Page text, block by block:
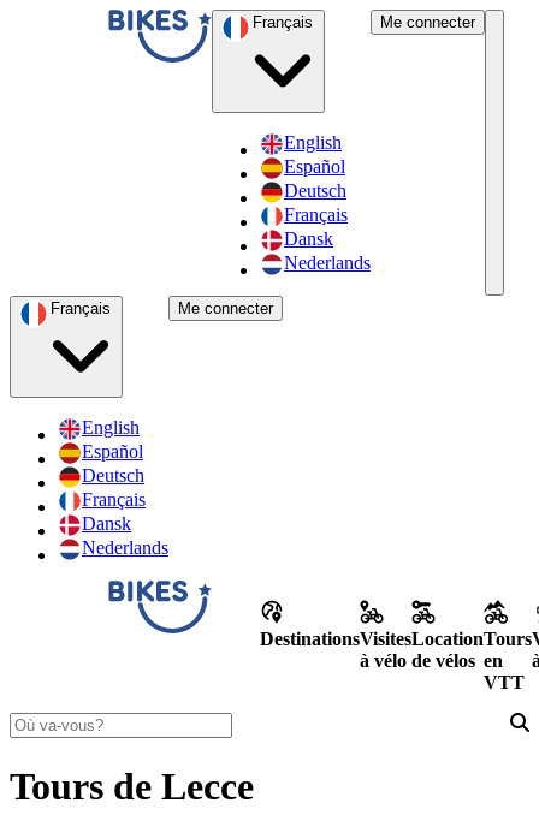
English
Español
Deutsch
Français
Dansk
Nederlands
Me connecter
English
Español
Deutsch
Français
Dansk
Nederlands
Me connecter
DestinationsVisites
à vélo
Location
de vélos
Tours
en
VTT
Tours de Lecce